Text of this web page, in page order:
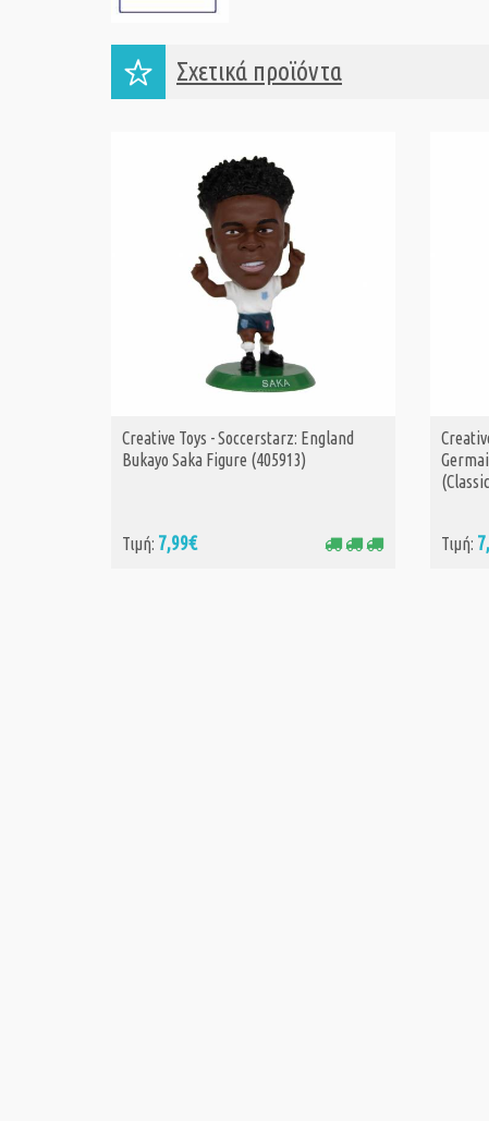
Σχετικά προϊόντα
ΑΓΟΡΑ
Creative Toys - Soccerstarz: England
Bukayo Saka Figure (405913)
Τιμή: 7,99€ Τιμή: